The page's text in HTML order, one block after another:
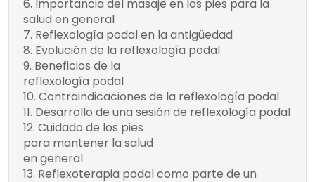
Importancia del masaje en los pies para la
salud en general
Reflexología podal en la antigüedad
Evolución de la reflexología podal
Beneficios de la
reflexología podal
Terapia
complementaria para
diversas afecciones
estrés
Contraindicaciones de la reflexología podal
Desarrollo de una sesión de reflexología podal
Cuidado de los pies
para mantener la salud
en general
regularmente
Reflexoterapia podal como parte de un